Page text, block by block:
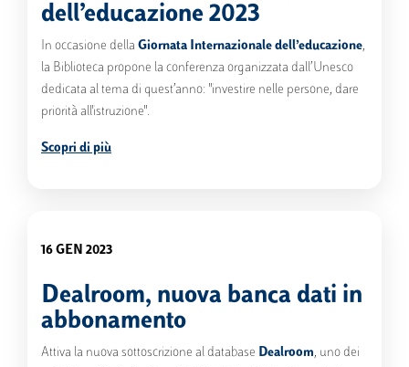
dell’educazione 2023
In occasione della Giornata Internazionale dell’educazione,
la Biblioteca propone la conferenza organizzata dall’Unesco
dedicata al tema di quest’anno: "investire nelle persone, dare
priorità all'istruzione".
Scopri di più
16 GEN 2023
Dealroom, nuova banca dati in
abbonamento
Attiva la nuova sottoscrizione al database Dealroom, uno dei